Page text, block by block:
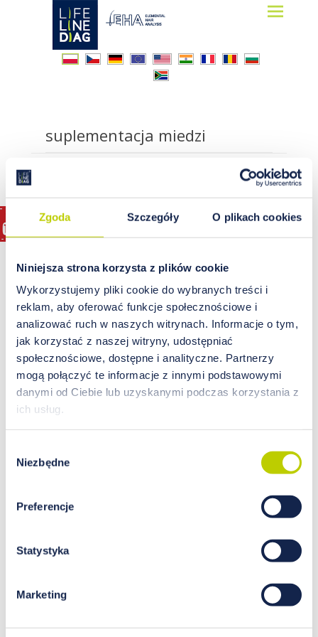
Zgoda Szczegóły O plikach cookies
Niniejsza strona korzysta z plików cookie
Wykorzystujemy pliki cookie do wybranych treści i
reklam, aby oferować funkcje społecznościowe i
analizować ruch w naszych witrynach. Informacje o tym,
jak korzystać z naszej witryny, udostępniać
społecznościowe, dostępne i analityczne. Partnerzy
mogą połączyć te informacje z innymi podstawowymi
danymi od Ciebie lub uzyskanymi podczas korzystania z
ich usług.
zgody
Niezbędne
Preferencje
Statystyka
Marketing
Lifelinediag
Elemental Hair Analysis
suplementacja miedzi
Dieta w migrenie – przyczyną
bólu głowy może być brak
ludzkim ciele wymaga codziennego
dostarczania do organizmu odpowiednich
jeden z pierwiastków, którego nie może
zabraknąć w codziennej diecie. Odpowiada
głównie za tworzenie i prawidłową funkcję
czerwonych krwinek, a także za metabolizm
również przyczynić się do zwiększenia